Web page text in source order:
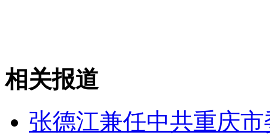
女孩北京地铁殴打老人 痛下狠手拳打脚踢
相关报道
张德江兼任中共重庆